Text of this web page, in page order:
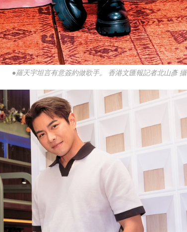
●羅天宇坦言有意簽約做歌手。 香港文匯報記者北山彥 攝